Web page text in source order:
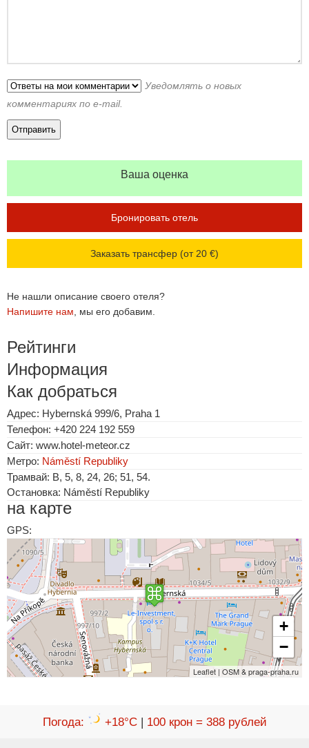
Уведомлять о новых
комментариях по e-mail.
Ваша оценка
Бронировать отель
Заказать трансфер (от 20 €)
Не нашли описание своего отеля?
Напишите нам, мы его добавим.
Рейтинги
Информация
Как добраться
Адрес: Hybernská 999/6, Praha 1
Телефон: +420 224 192 559
Сайт: www.hotel-meteor.cz
Метро: Náměstí Republiky
Трамвай: B, 5, 8, 24, 26; 51, 54.
Остановка: Náměstí Republiky
на карте
GPS:
+
−
Leaflet | OSM & praga-praha.ru
Погода: +18°C| 100 крон = 388 рублей